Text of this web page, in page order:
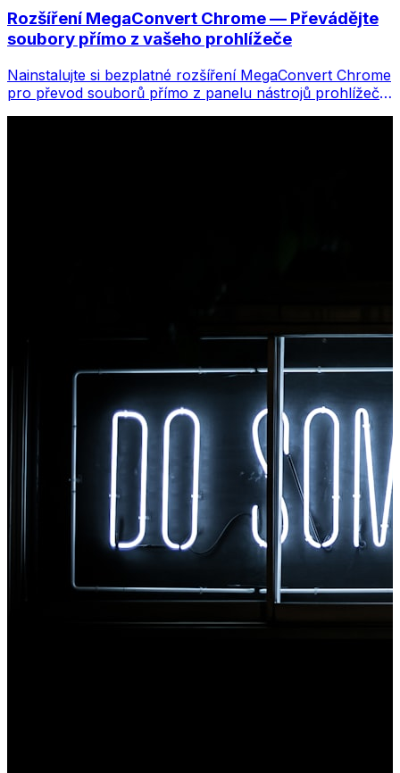
Rozšíření MegaConvert Chrome — Převádějte
soubory přímo z vašeho prohlížeče
Nainstalujte si bezplatné rozšíření MegaConvert Chrome
pro převod souborů přímo z panelu nástrojů prohlížeče.